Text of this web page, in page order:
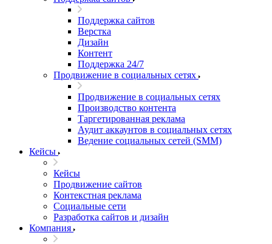
Поддержка сайтов
Верстка
Дизайн
Контент
Поддержка 24/7
Продвижение в социальных сетях
Продвижение в социальных сетях
Производство контента
Таргетированная реклама
Аудит аккаунтов в социальных сетях
Ведение социальных сетей (SMM)
Кейсы
Кейсы
Продвижение сайтов
Контекстная реклама
Социальные сети
Разработка сайтов и дизайн
Компания